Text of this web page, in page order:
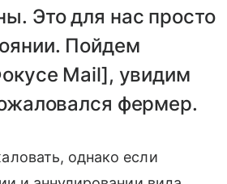
Это для нас просто
Пойдем
Mail], увидим
фермер.
однако если